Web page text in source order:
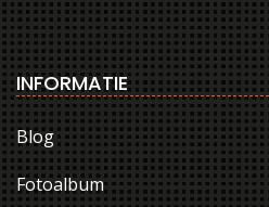
INFORMATIE
Blog
Fotoalbum